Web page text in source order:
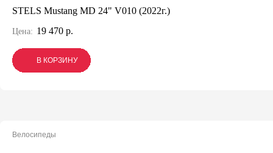
STELS Mustang MD 24" V010 (2022г.)
Цена: 19 470 р.
В КОРЗИНУ
В КОРЗИНУ
В КОРЗИНУ
Велосипеды